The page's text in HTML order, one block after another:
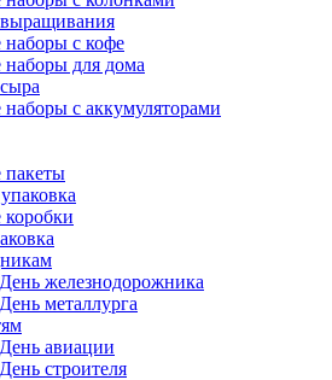
с кофе
для дома
с аккумуляторами
железнодорожника
металлурга
авиации
строителя